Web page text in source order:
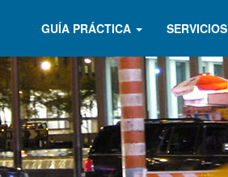
GUÍA PRÁCTICA SERVICIOS